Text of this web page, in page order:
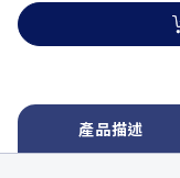
產品描述